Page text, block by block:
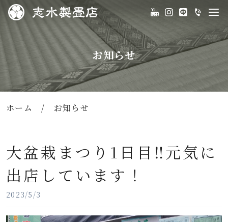
お知らせ
ホーム / お知らせ
大盆栽まつり1日目‼️元気に
出店しています！
2023/5/3